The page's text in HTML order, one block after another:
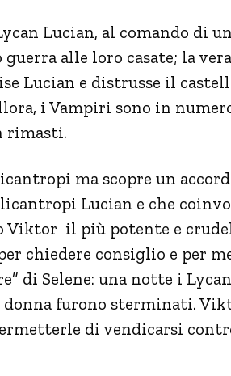
Lucian, al comando di
alle loro casate; la
Lucian e distrusse il
i Vampiri sono in
rimasti.
ma scopre un
Lucian e che
Viktor il più potente e
chiedere consiglio e per
di Selene: una notte i
furono sterminati.
di vendicarsi